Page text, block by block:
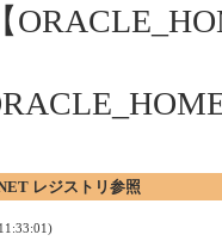
レジストリ参照